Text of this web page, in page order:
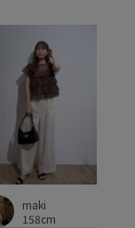
デニムに合わせる
ニット
フィット感
グ
ポリエステル
ト
maki
158cm